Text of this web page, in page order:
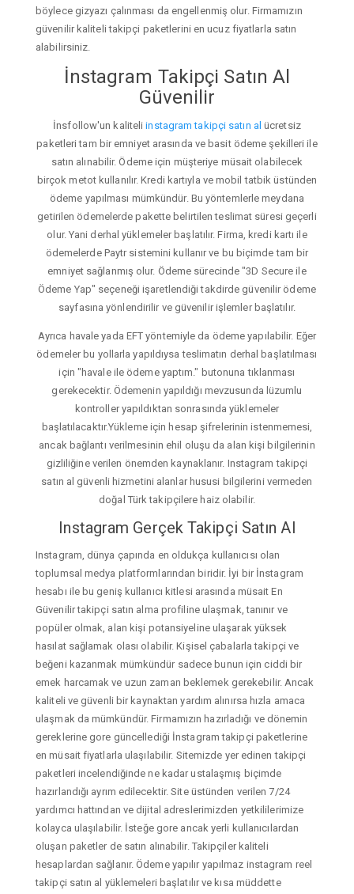
böylece gizyazı çalınması da engellenmiş olur. Firmamızın
güvenilir kaliteli takipçi paketlerini en ucuz fiyatlarla satın
alabilirsiniz.
İnstagram Takipçi Satın Al
Güvenilir
İnsfollow'un kaliteliinstagram takipçi satın al ücretsiz
paketleri tam bir emniyet arasında ve basit ödeme şekilleri ile
satın alınabilir. Ödeme için müşteriye müsait olabilecek
birçok metot kullanılır. Kredi kartıyla ve mobil tatbik üstünden
ödeme yapılması mümkündür. Bu yöntemlerle meydana
getirilen ödemelerde pakette belirtilen teslimat süresi geçerli
olur. Yani derhal yüklemeler başlatılır. Firma, kredi kartı ile
ödemelerde Paytr sistemini kullanır ve bu biçimde tam bir
emniyet sağlanmış olur. Ödeme sürecinde "3D Secure ile
Ödeme Yap" seçeneği işaretlendiği takdirde güvenilir ödeme
sayfasına yönlendirilir ve güvenilir işlemler başlatılır.
Ayrıca havale yada EFT yöntemiyle da ödeme yapılabilir. Eğer
ödemeler bu yollarla yapıldıysa teslimatın derhal başlatılması
için "havale ile ödeme yaptım." butonuna tıklanması
gerekecektir. Ödemenin yapıldığı mevzusunda lüzumlu
kontroller yapıldıktan sonrasında yüklemeler
başlatılacaktır.Yükleme için hesap şifrelerinin istenmemesi,
ancak bağlantı verilmesinin ehil oluşu da alan kişi bilgilerinin
gizliliğine verilen önemden kaynaklanır. Instagram takipçi
satın al güvenli hizmetini alanlar hususi bilgilerini vermeden
doğal Türk takipçilere haiz olabilir.
Instagram Gerçek Takipçi Satın Al
Instagram, dünya çapında en oldukça kullanıcısı olan
toplumsal medya platformlarından biridir. İyi bir İnstagram
hesabı ile bu geniş kullanıcı kitlesi arasında müsait En
Güvenilir takipçi satın alma profiline ulaşmak, tanınır ve
popüler olmak, alan kişi potansiyeline ulaşarak yüksek
hasılat sağlamak olası olabilir. Kişisel çabalarla takipçi ve
beğeni kazanmak mümkündür sadece bunun için ciddi bir
emek harcamak ve uzun zaman beklemek gerekebilir. Ancak
kaliteli ve güvenli bir kaynaktan yardım alınırsa hızla amaca
ulaşmak da mümkündür. Firmamızın hazırladığı ve dönemin
gereklerine gore güncellediği İnstagram takipçi paketlerine
en müsait fiyatlarla ulaşılabilir. Sitemizde yer edinen takipçi
paketleri incelendiğinde ne kadar ustalaşmış biçimde
hazırlandığı ayrım edilecektir. Site üstünden verilen 7/24
yardımcı hattından ve dijital adreslerimizden yetkililerimize
kolayca ulaşılabilir. İsteğe gore ancak yerli kullanıcılardan
oluşan paketler de satın alınabilir. Takipçiler kaliteli
hesaplardan sağlanır. Ödeme yapılır yapılmaz instagram reel
takipçi satın al yüklemeleri başlatılır ve kısa müddette